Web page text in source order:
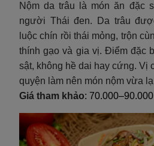
Nộm da trâu là món ăn đặc
người Thái đen. Da trâu
luộc chín rồi thái mỏng, trộn
thính gạo và gia vị. Điểm đặc
sật, không hề dai hay cứng. Vị
quyện làm nên món nộm vừa
Giá tham khảo: